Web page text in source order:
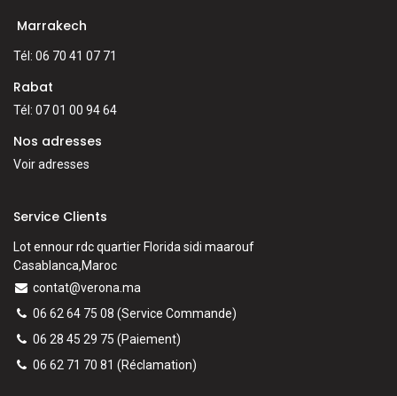
Marrakech
Tél: 06 70 41 07 71
Rabat
Tél: 07 01 00 94 64
Nos adresses
Voir adresses
Service Clients
Lot ennour rdc quartier Florida sidi maarouf
Casablanca,Maroc
contat@verona.ma
06 62 64 75 08 (Service Commande)
06 28 45 29 75 (Paiement)
06 62 71 70 81 (Réclamation)